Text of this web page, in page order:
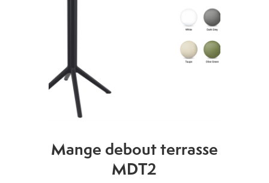
Mange debout terrasse
MDT2